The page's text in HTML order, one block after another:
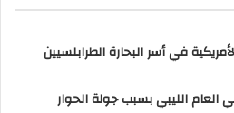
العام الليبي بسبب جولة الحوار